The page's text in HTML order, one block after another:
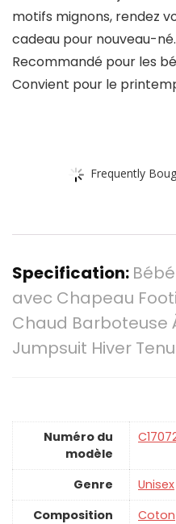
motifs mignons, rendez
cadeau pour nouveau-né.
Recommandé pour les
Convient pour le
Frequently
Specification:
avec Chapeau
Chaud Barboteuse
Jumpsuit Hiver
Numéro du
modèle
Genre
‎Unisex
Composition
‎Coton